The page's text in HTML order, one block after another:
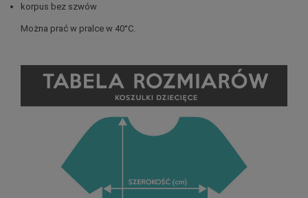
korpus bez szwów
Można prać w pralce w 40°C.